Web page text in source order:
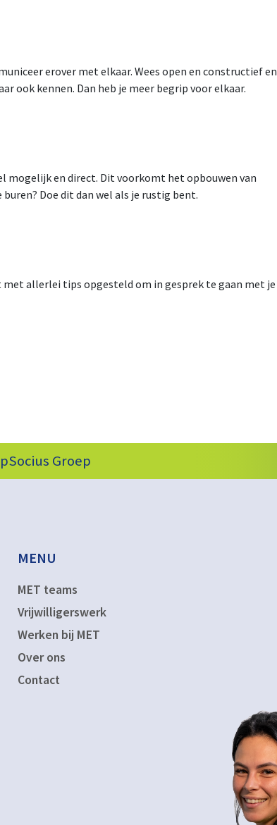
erover met elkaar. Wees open en constructief en
ook kennen. Dan heb je meer begrip voor elkaar.
mogelijk en direct. Dit voorkomt het opbouwen van
Doe dit dan wel als je rustig bent.
met allerlei tips opgesteld om in gesprek te gaan met je
Groep
MENU
MET teams
Vrijwilligerswerk
Werken bij MET
Over ons
Contact